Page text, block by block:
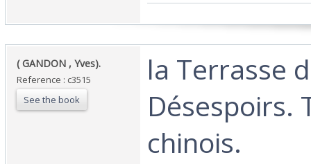
‎( GANDON , Yves).‎
Reference : c3515
See the book
‎la Terrasse
Désespoirs.
chinois.‎